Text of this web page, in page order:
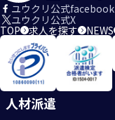
ユウクリ公式facebook
ユウクリ公式X
TOP 求人を探す NEWS
人材派遣